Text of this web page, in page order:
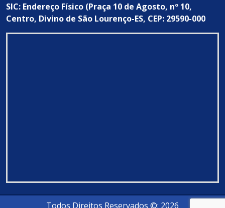
SIC: Endereço Físico (Praça 10 de Agosto, nº 10,
Centro, Divino de São Lourenço-ES, CEP: 29590-000
Todos Direitos Reservados ©: 2026